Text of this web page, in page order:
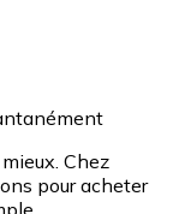
Chez
pour acheter